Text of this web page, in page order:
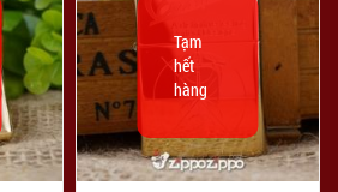
Tạm
hết
hàng